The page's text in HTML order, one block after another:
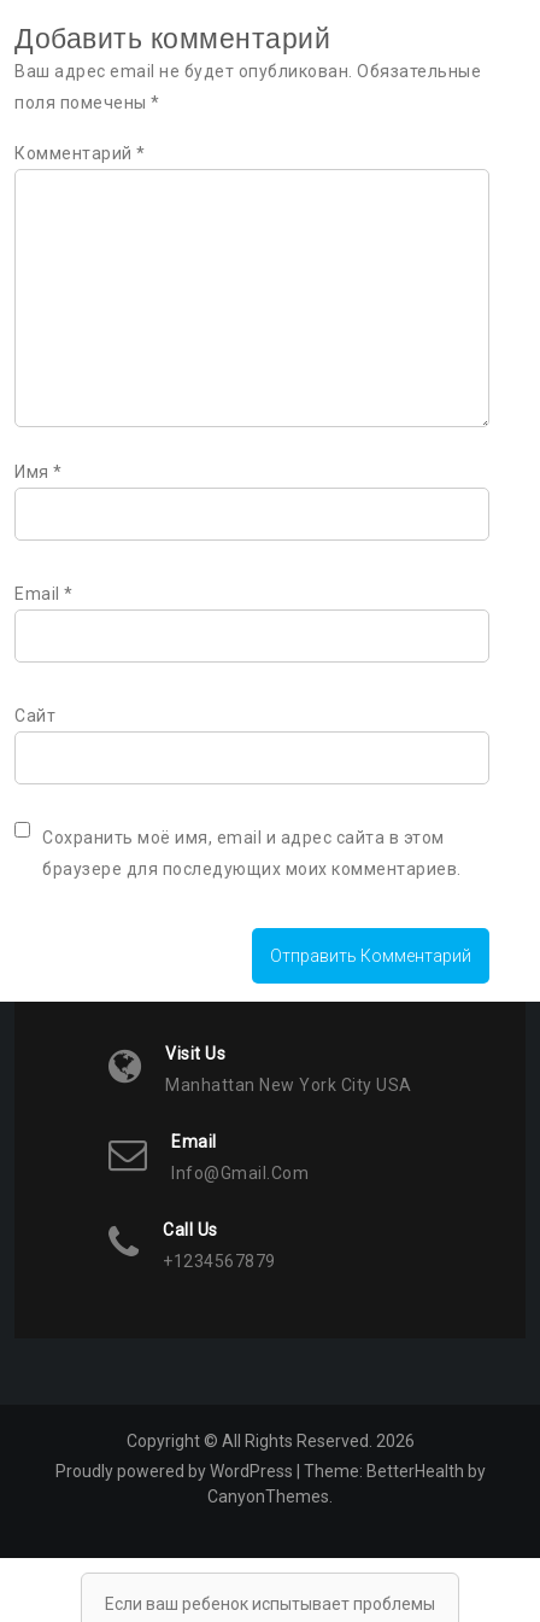
Добавить комментарий
Ваш адрес email не будет опубликован. Обязательные
поля помечены *
Комментарий *
Имя *
Email *
Сайт
Сохранить моё имя, email и адрес сайта в этом
браузере для последующих моих комментариев.
Visit Us
Manhattan New York City USA
Email
Info@gmail.com
Call Us
+1234567879
Copyright © All Rights Reserved. 2026
Proudly powered by WordPress
Theme: BetterHealth by
CanyonThemes
Если ваш ребенок испытывает проблемы